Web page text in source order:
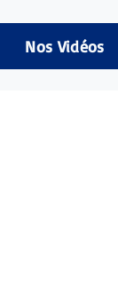
Nos Vidéos